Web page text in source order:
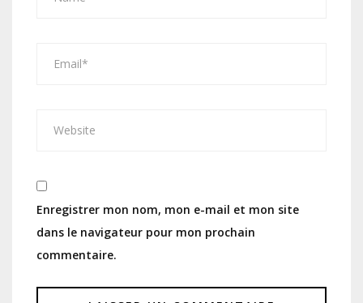
Enregistrer mon nom, mon e-mail et mon site
dans le navigateur pour mon prochain
commentaire.